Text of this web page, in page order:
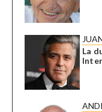
La